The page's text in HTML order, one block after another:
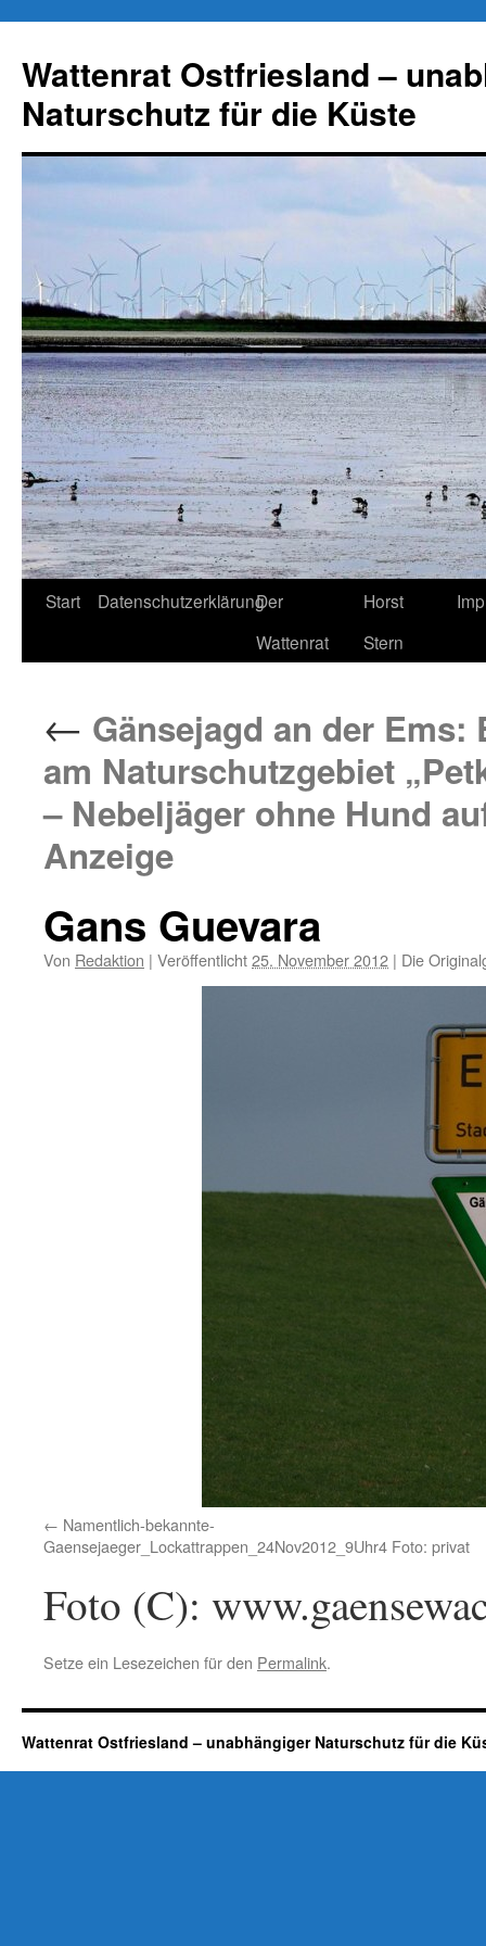
springen
Wattenrat Ostfriesland –
Naturschutz für die Küste
Start DatenschutzerklärungDer
Wattenrat
Horst
Stern
← Gänsejagd an der
am Naturschutzgebiet
– Nebeljäger ohne Hund
Anzeige
Gans Guevara
Von Redaktion | Veröffentlicht25. November 2012 | Die
Namentlich-bekannte-
Gaensejaeger_Lockattrappen_24Nov2012_9Uhr4 Foto: privat
Foto (C):
Setze ein Lesezeichen für den Permalink.
Wattenrat Ostfriesland – unabhängiger Naturschutz für die